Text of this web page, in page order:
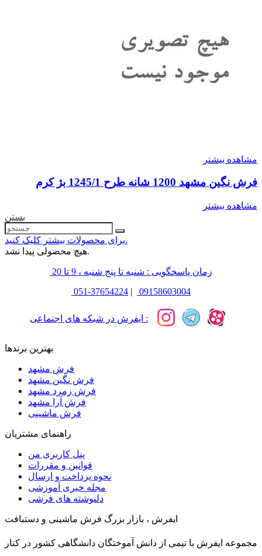
مشاهده بیشتر
فرش نگین مشهد 1200 شانه طرح 1245/1 بژ کرم
مشاهده بیشتر
بستن
برای محصولات بیشتر کلیک کنید.
هیچ محصولی پیدا نشد.
زمان پاسخگویی : شنبه تا پنج شنبه ، 9 تا 20
051-37654224 | 09158603004
ایفرش در شبکه های اجتماعی :
بهترین برندها
فرش مشهد
فرش نگین مشهد
فرش زمرد مشهد
فرش آرا مشهد
فرش ماشینی
راهنمای مشتریان
پنل کاربری من
قوانین و مقررات
نحوه پرداخت و ارسال
مجله خبری آموزشی
دلنوشته های فرشی
ایفرش ، بازار بزرگ فرش ماشینی و دستبافت
مجموعه ایفرش با تیمی از دانش آموختگان دانشگاهی کشور در کنار